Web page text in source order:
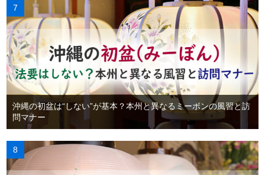
沖縄の初盆は“しない”が基本？本州と異なるミーボンの風習と訪
問マナー